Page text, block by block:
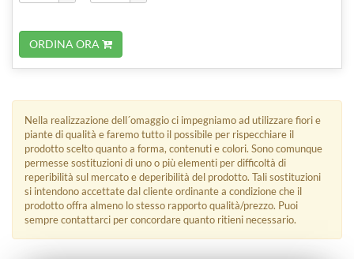
ORDINA ORA
Nella realizzazione dell´omaggio ci impegniamo ad utilizzare fiori e
piante di qualità e faremo tutto il possibile per rispecchiare il
prodotto scelto quanto a forma, contenuti e colori. Sono comunque
permesse sostituzioni di uno o più elementi per difficoltà di
reperibilità sul mercato e deperibilità del prodotto. Tali sostituzioni
si intendono accettate dal cliente ordinante a condizione che il
prodotto offra almeno lo stesso rapporto qualità/prezzo. Puoi
sempre contattarci per concordare quanto ritieni necessario.